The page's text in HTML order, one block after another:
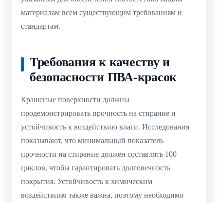
материалам всем существующим требованиям и
стандартам.
Требования к качеству и
безопасности ПВА-красок
Крашеные поверхности должны
продемонстрировать прочность на стирание и
устойчивость к воздействию влаги. Исследования
показывают, что минимальный показатель
прочности на стирание должен составлять 100
циклов, чтобы гарантировать долговечность
покрытия. Устойчивость к химическим
воздействиям также важна, поэтому необходимо